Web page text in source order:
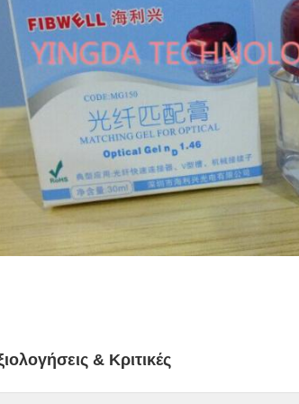
& Κριτικές